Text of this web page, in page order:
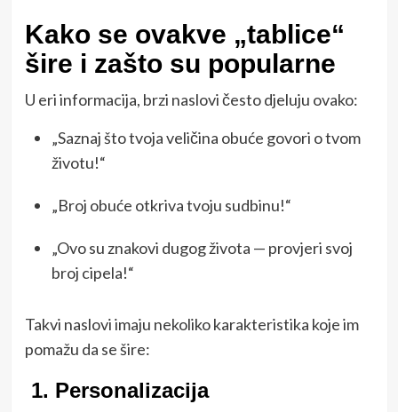
Kako se ovakve „tablice“
šire i zašto su popularne
U eri informacija, brzi naslovi često djeluju ovako:
„Saznaj što tvoja veličina obuće govori o tvom
životu!“
„Broj obuće otkriva tvoju sudbinu!“
„Ovo su znakovi dugog života — provjeri svoj
broj cipela!“
Takvi naslovi imaju nekoliko karakteristika koje im
pomažu da se šire:
1. Personalizacija